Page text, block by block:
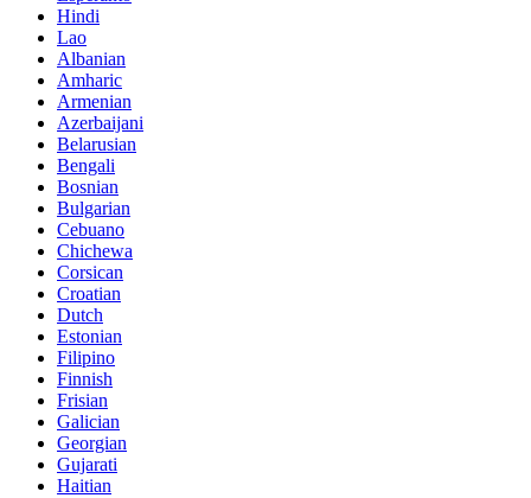
Hindi
Lao
Albanian
Amharic
Armenian
Azerbaijani
Belarusian
Bengali
Bosnian
Bulgarian
Cebuano
Chichewa
Corsican
Croatian
Dutch
Estonian
Filipino
Finnish
Frisian
Galician
Georgian
Gujarati
Haitian